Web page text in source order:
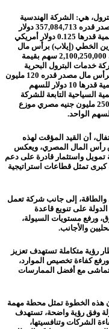
هي: الشركة الهندسية
للصناعات البترولية والكيماوية (إنبي) برأس مال مصدر قدره 357,084,713 دولار
أمريكي موزع على 2,856,677,704 سهم بقيمة اسمية قدرها 0.125 دولار أمريكي
الخطي (إيلاب) برأس مال
مصدر قدره 210,025,000 دولار أمريكي موزع على 2,100,250,000 سهم بقيمة
وشركة خدمات البترول البحرية
(P.M.S) Petroleum Marine Services Companyبرأس مال مصدر قدره 120 مليون
دولار أمريكي موزع على 12 مليون سهم بقيمة إسمية قدرها 10 دولار للسهم
السياحية التابعة للشركة
القابضة للسياحة والفنادق برأس مال مصدر قدره 250 مليون جنيه مصري موزع
أن القيد المؤقت لهذه
رأس المال المصري، ويعكس
تمويل واستثمار قادرة على دعم
كبرى تمثل قطاعات استراتيجية
إلى جانب شركة تعمل
على تنويع قاعدة
ورفع مستويات السيولة،
والأجانب.
رؤية متكاملة تستهدف تعزيز
كفاءة تخصيص الموارد،
يتماشى مع أفضل الممارسات
هذه الخطوة تمثل محطة مهمة
وفق رؤية واضحة، تستهدف
الشركات وتنافسيتها،